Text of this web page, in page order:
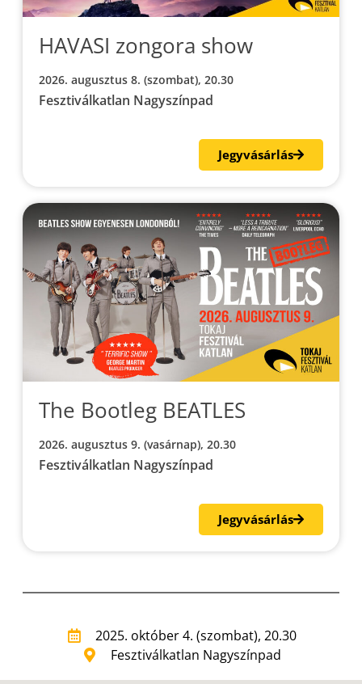
HAVASI zongora show
2026. augusztus 8. (szombat), 20.30
Fesztiválkatlan Nagyszínpad
Jegyvásárlás
The Bootleg BEATLES
2026. augusztus 9. (vasárnap), 20.30
Fesztiválkatlan Nagyszínpad
Jegyvásárlás
2025. október 4. (szombat), 20.30
Fesztiválkatlan Nagyszínpad